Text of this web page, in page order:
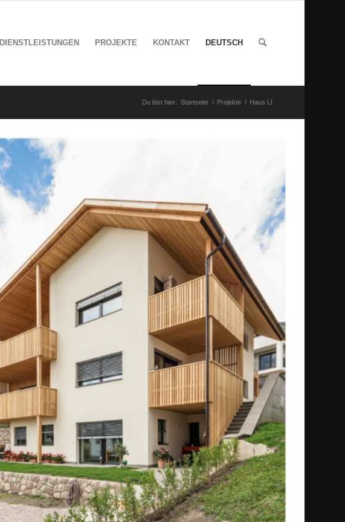
DIENSTLEISTUNGEN PROJEKTE KONTAKT DEUTSCH
Du bist hier: Startseite / Projekte / Haus LI